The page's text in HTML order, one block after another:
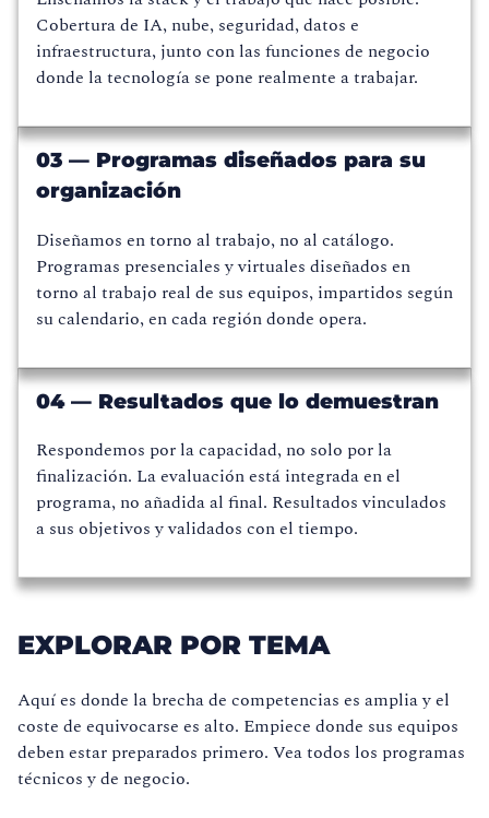
Cobertura de IA, nube, seguridad, datos e
infraestructura, junto con las funciones de negocio
donde la tecnología se pone realmente a trabajar.
03 — Programas diseñados para su
organización
Diseñamos en torno al trabajo, no al catálogo.
Programas presenciales y virtuales diseñados en
torno al trabajo real de sus equipos, impartidos según
su calendario, en cada región donde opera.
04 — Resultados que lo demuestran
Respondemos por la capacidad, no solo por la
finalización. La evaluación está integrada en el
programa, no añadida al final. Resultados vinculados
a sus objetivos y validados con el tiempo.
EXPLORAR POR TEMA
Aquí es donde la brecha de competencias es amplia y el
coste de equivocarse es alto. Empiece donde sus equipos
deben estar preparados primero. Vea todos los programas
técnicos y de negocio.